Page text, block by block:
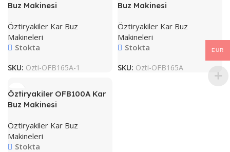
Buz Makinesi
Öztiryakiler Kar Buz
Makineleri
Stokta
SKU: Özti-OFB165A-1
Buz Makinesi
Öztiryakiler Kar Buz
Makineleri
Stokta
SKU: Özti-OFB165A
Öztiryakiler OFB100A Kar
Buz Makinesi
Öztiryakiler Kar Buz
Makineleri
Stokta
EUR